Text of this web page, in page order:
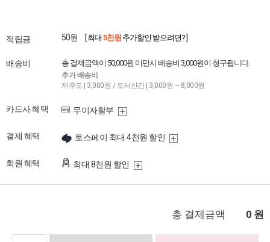
적립금 50원 [ 최대 5천원 추가할인 받으려면? ]
배송비 총 결제금액이 50,000원 미만시 배송비 3,000원이 청구됩니다.
추가 배송비
제주도 | 3,000원 / 도서산간 | 3,000원 ~ 8,000원
카드사 혜택 무이자할부
결제 혜택 토스페이 최대 4천원 할인
회원 혜택 최대 8천원 할인
총 결제금액 0 원